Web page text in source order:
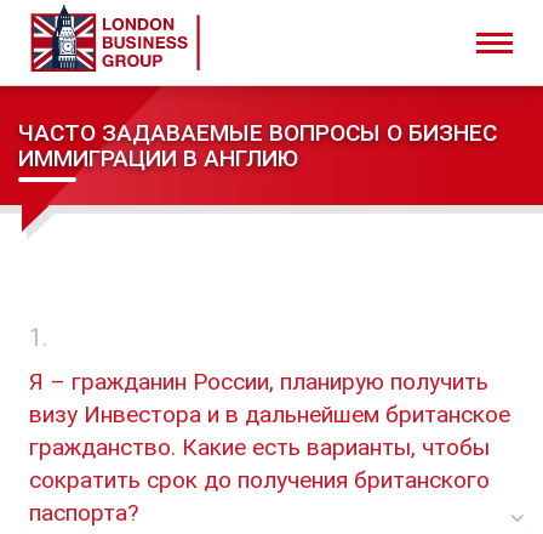
ЧАСТО ЗАДАВАЕМЫЕ ВОПРОСЫ О БИЗНЕС
ИММИГРАЦИИ В АНГЛИЮ
Я – гражданин России, планирую получить
визу Инвестора и в дальнейшем британское
гражданство. Какие есть варианты, чтобы
сократить срок до получения британского
паспорта?